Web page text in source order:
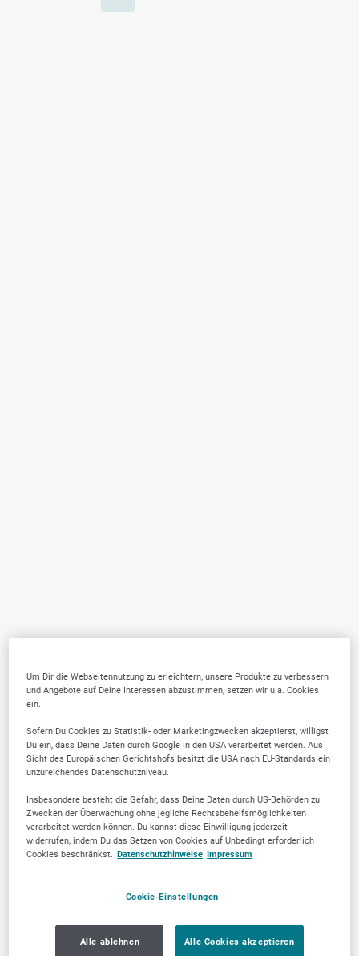
Um Dir die Webseitennutzung zu erleichtern, unsere Produkte zu verbessern
und Angebote auf Deine Interessen abzustimmen, setzen wir u.a. Cookies
ein.
Sofern Du Cookies zu Statistik- oder Marketingzwecken akzeptierst, willigst
Du ein, dass Deine Daten durch Google in den USA verarbeitet werden. Aus
Sicht des Europäischen Gerichtshofs besitzt die USA nach EU-Standards ein
unzureichendes Datenschutzniveau.
Insbesondere besteht die Gefahr, dass Deine Daten durch US-Behörden zu
Zwecken der Überwachung ohne jegliche Rechtsbehelfsmöglichkeiten
verarbeitet werden können. Du kannst diese Einwilligung jederzeit
widerrufen, indem Du das Setzen von Cookies auf Unbedingt erforderlich
Cookies beschränkst. Datenschutzhinweise Impressum
Cookie-Einstellungen
Alle ablehnen Alle Cookies akzeptieren